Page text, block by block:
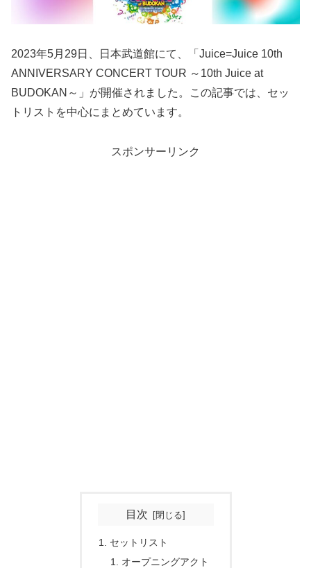
2023年5月29日、日本武道館にて、「Juice=Juice 10th
ANNIVERSARY CONCERT TOUR ～10th Juice at
BUDOKAN～」が開催されました。この記事では、セッ
トリストを中心にまとめています。
スポンサーリンク
目次
セットリスト
オープニングアクト